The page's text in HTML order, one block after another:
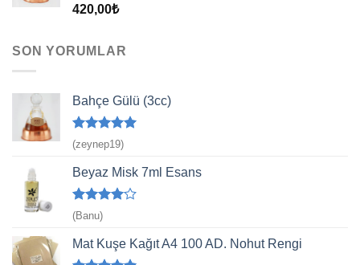
5 üzerinden
420,00₺
SON YORUMLAR
Bahçe Gülü (3cc)
5 üzerinden
5
oy aldı
(zeynep19)
Beyaz Misk 7ml Esans
5
üzerinden
4 oy aldı
(Banu)
Mat Kuşe Kağıt A4 100 AD. Nohut Rengi